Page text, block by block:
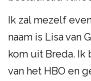
Ik zal mezelf
naam is Lisa van
kom uit Breda.
van het HBO en